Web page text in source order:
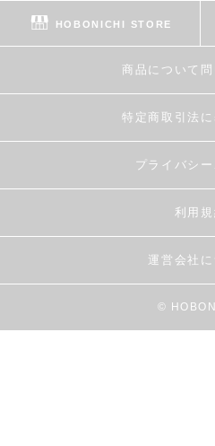
HOBONICHI STORE
商品について
特定商取引法
プライバシ
利用規
運営会社に
©